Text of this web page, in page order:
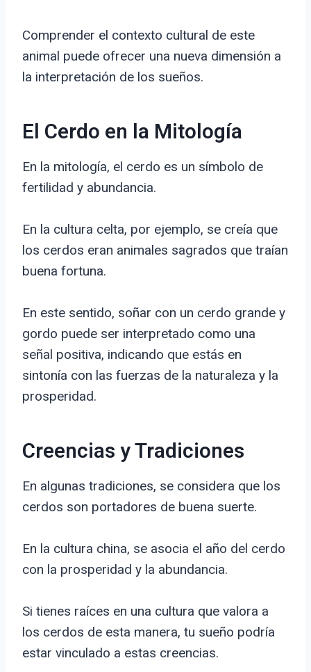
Comprender el contexto cultural de este
animal puede ofrecer una nueva dimensión a
la interpretación de los sueños.
El Cerdo en la Mitología
En la mitología, el cerdo es un símbolo de
fertilidad y abundancia.
En la cultura celta, por ejemplo, se creía que
los cerdos eran animales sagrados que traían
buena fortuna.
En este sentido, soñar con un cerdo grande y
gordo puede ser interpretado como una
señal positiva, indicando que estás en
sintonía con las fuerzas de la naturaleza y la
prosperidad.
Creencias y Tradiciones
En algunas tradiciones, se considera que los
cerdos son portadores de buena suerte.
En la cultura china, se asocia el año del cerdo
con la prosperidad y la abundancia.
Si tienes raíces en una cultura que valora a
los cerdos de esta manera, tu sueño podría
estar vinculado a estas creencias.